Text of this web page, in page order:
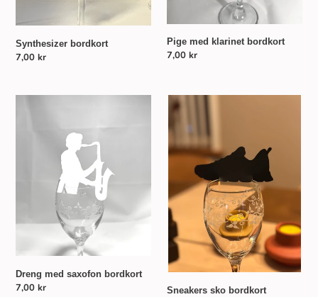
Synthesizer bordkort
Normalpris
7,00 kr
Pige med klarinet bordkort
Normalpris
7,00 kr
Dreng med saxofon bordkort
Normalpris
7,00 kr
Sneakers
bordkort
Sneakers sko bordkort